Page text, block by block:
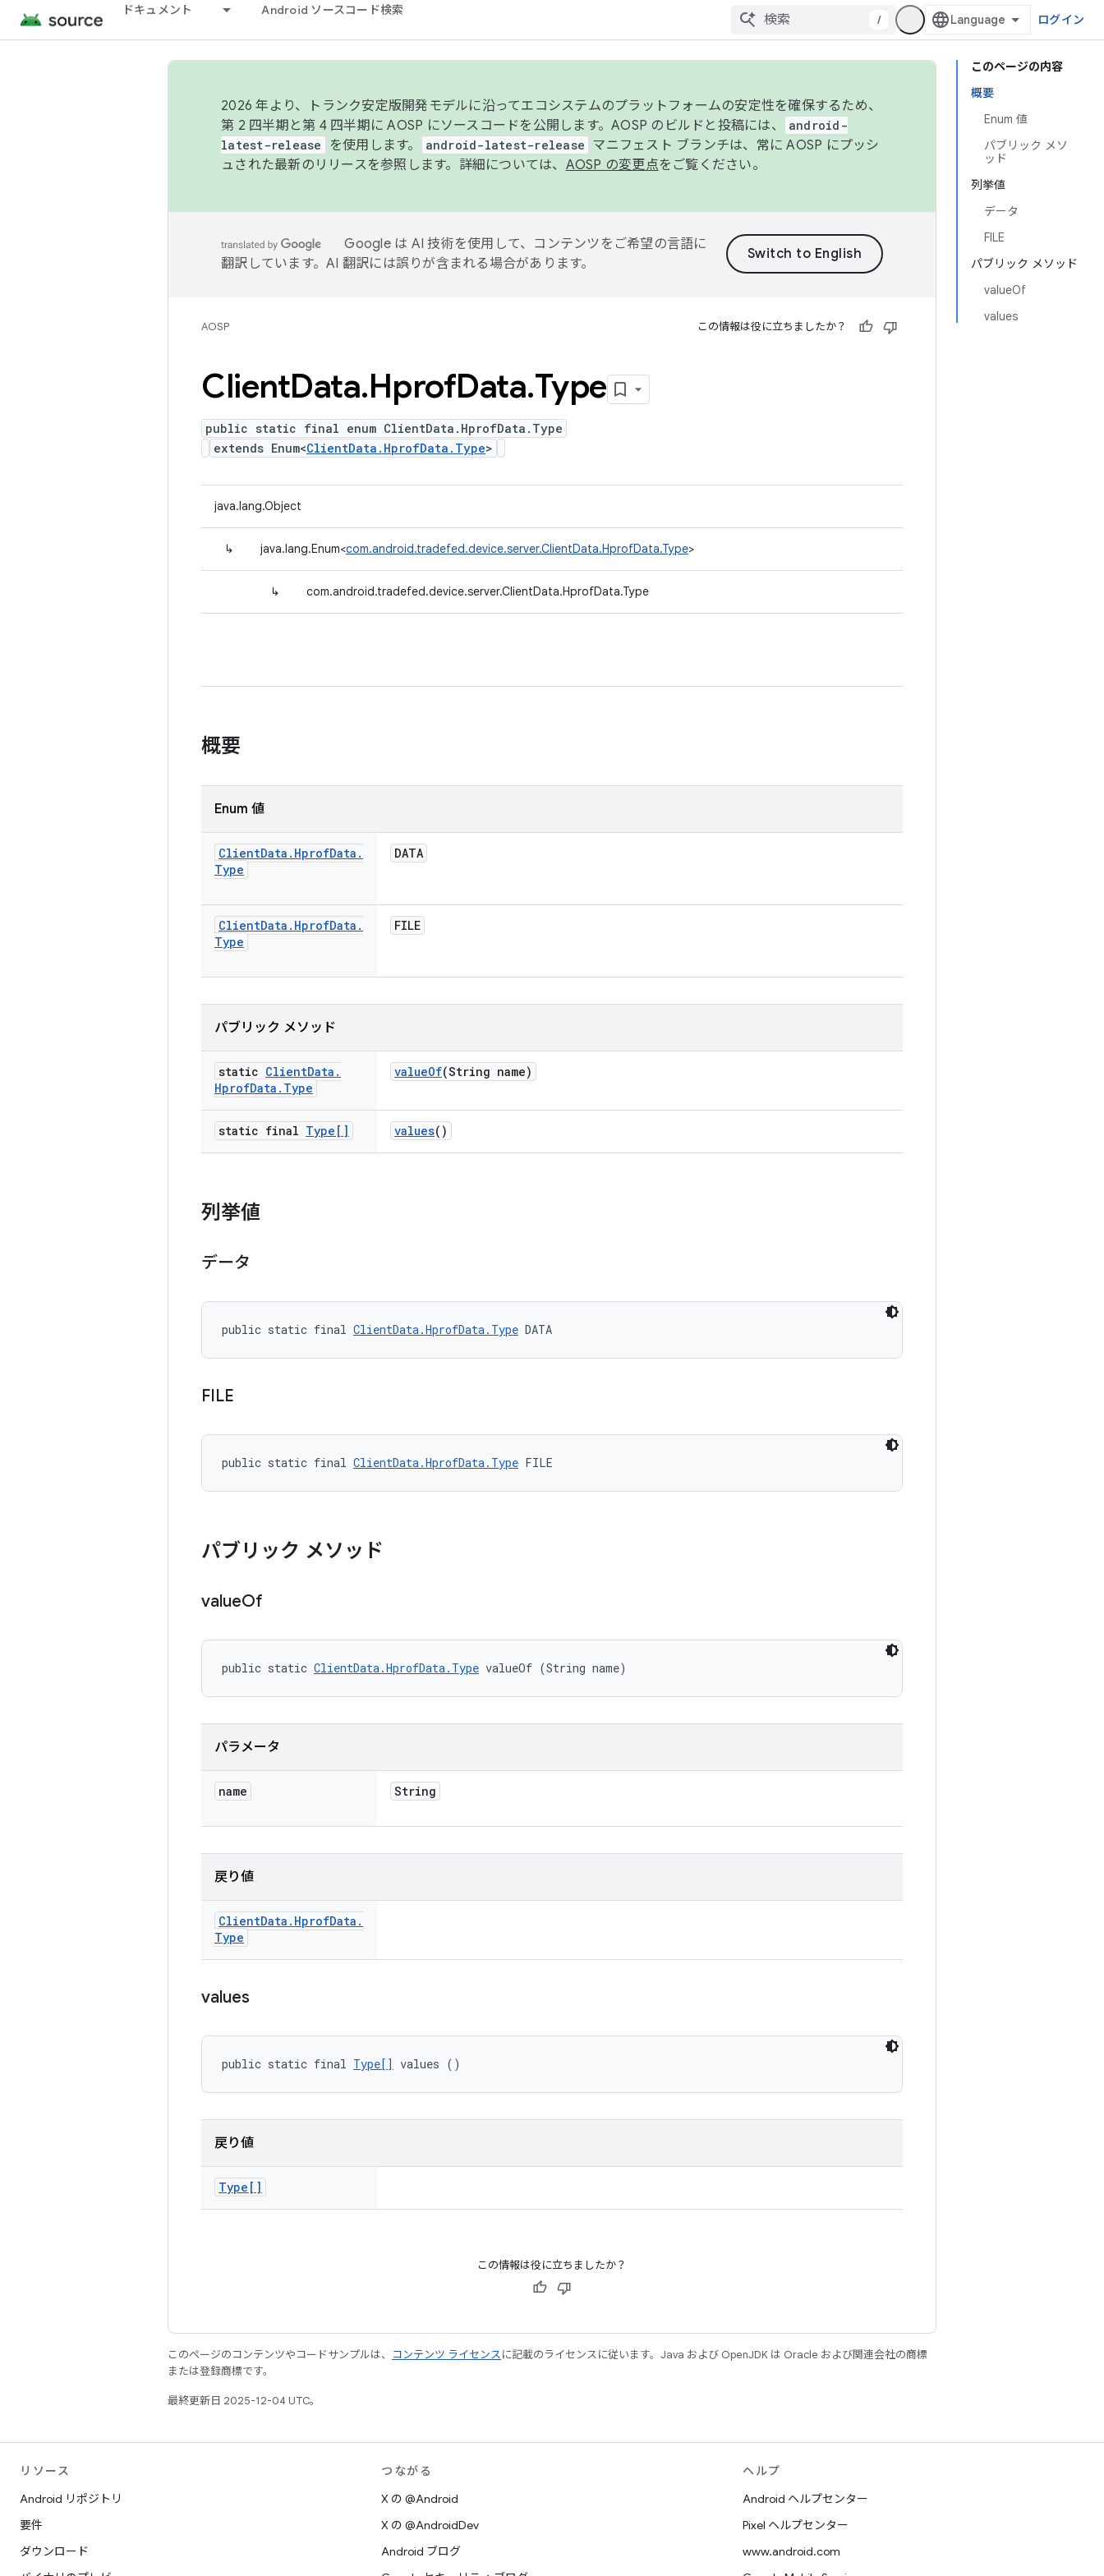
ドキュメント Android ソースコード検索
/ ログイン
このページの内容
概要
Enum 値
パブリック メソ
ッド
列挙値
データ
FILE
パブリック メソッド
valueOf
values
2026 年より、トランク安定版開発モデルに沿ってエコシステムのプラットフォームの安定性を確保するため、
第 2 四半期と第 4 四半期に AOSP にソースコードを公開します。AOSP のビルドと投稿には、
android-
latest-release
を使用します。 android-latest-release マニフェスト ブランチは、常に AOSP にプッシ
ュされた最新のリリースを参照します。詳細については、 AOSP の変更点をご覧ください。
Google は AI 技術を使用して、コンテンツをご希望の言語に
翻訳しています。AI 翻訳には誤りが含まれる場合があります。
AOSP この情報は役に立ちましたか？
ClientData.HprofData.Type
public static final enum ClientData.HprofData.Type
extends Enum<ClientData.HprofData.Type>
java.lang.Object
↳ java.lang.Enum<com.android.tradefed.device.server.ClientData.HprofData.Type>
↳ com.android.tradefed.device.server.ClientData.HprofData.Type
概要
Enum 値
ClientData . HprofData .
Type
DATA
ClientData . HprofData .
Type
FILE
パブリック メソッド
static ClientData .
HprofData . Type
valueOf(String name)
static final Type[] values()
列挙値
データ
public static final ClientData.HprofData.Type DATA
FILE
public static final ClientData.HprofData.Type FILE
パブリック メソッド
valueOf
public static ClientData.HprofData.Type valueOf (String name)
パラメータ
name String
戻り値
ClientData . HprofData .
Type
values
public static final Type[] values ()
戻り値
Type[]
この情報は役に立ちましたか？
このページのコンテンツやコードサンプルは、 コンテンツ ライセンスに記載のライセンスに従います。Java および OpenJDK は Oracle および関連会社の商標
または登録商標です。
最終更新日 2025-12-04 UTC。
リソース
Android リポジトリ
要件
ダウンロード
つながる
X の @Android
X の @AndroidDev
Android ブログ
ヘルプ
Android ヘルプセンター
Pixel ヘルプセンター
www.android.com